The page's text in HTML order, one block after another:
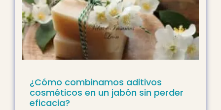
¿Cómo combinamos aditivos
cosméticos en un jabón sin perder
eficacia?